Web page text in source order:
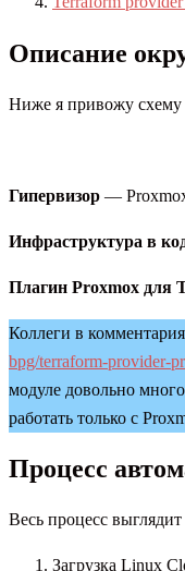
Описание
Ниже я привожу схему
Гипервизор —
Инфраструктура в
Плагин Proxmox для
Коллеги в
bpg/terraform-provider-
модуле довольно
работать только с
Процесс
Весь процесс
Загрузка Linux